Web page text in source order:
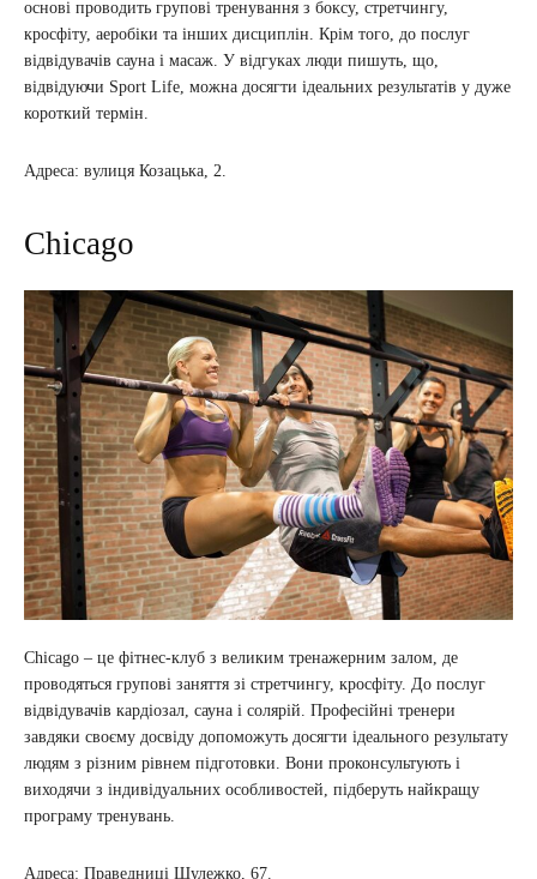
основі проводить групові тренування з боксу, стретчингу,
кросфіту, аеробіки та інших дисциплін. Крім того, до послуг
відвідувачів сауна і масаж. У відгуках люди пишуть, що,
відвідуючи Sport Life, можна досягти ідеальних результатів у дуже
короткий термін.
Адреса: вулиця Козацька, 2.
Chicago
Chicago – це фітнес-клуб з великим тренажерним залом, де
проводяться групові заняття зі стретчингу, кросфіту. До послуг
відвідувачів кардіозал, сауна і солярій. Професійні тренери
завдяки своєму досвіду допоможуть досягти ідеального результату
людям з різним рівнем підготовки. Вони проконсультують і
виходячи з індивідуальних особливостей, підберуть найкращу
програму тренувань.
Адреса: Праведниці Шулежко, 67.